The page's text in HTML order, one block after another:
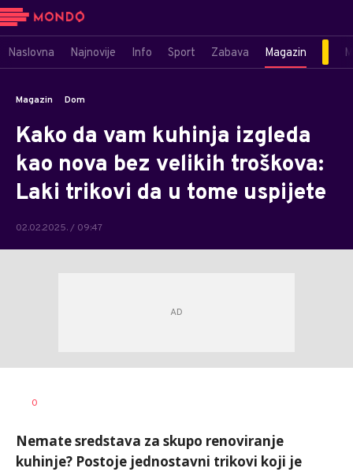
Naslovna Najnovije Info Sport Zabava Magazin
Magazin Dom
Kako da vam kuhinja izgleda
kao nova bez velikih troškova:
Laki trikovi da u tome uspijete
02.02.2025. / 09:47
AUTOR
0
Nemate sredstava za skupo renoviranje
kuhinje? Postoje jednostavni trikovi koji je